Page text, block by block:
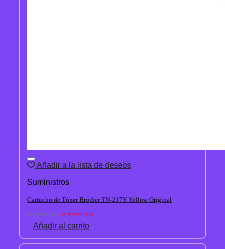
Añadir a la lista de deseos
Suministros
Cartucho de Tóner Brother TN-217Y Yellow Original
S/720.10 El
precio
era:
S/538.18
es:
Añadir al carrito